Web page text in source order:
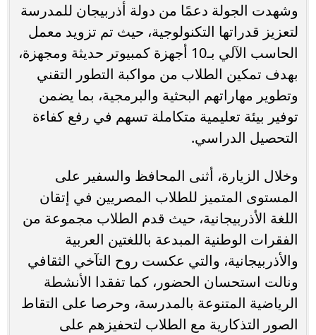
وشهدت الجولة دعمًا من دولة أذربيجان للمدرسة
لتعزيز قدراتها التكنولوجية، حيث تم تزويد معمل
الحاسب الآلي بـ10 أجهزة كمبيوتر حديثة ومجهزة،
بهدف تمكين الطلاب من مواكبة التطور التقني
وتطوير مهاراتهم البحثية والبرمجية، بما يضمن
توفير بيئة تعليمية متكاملة تسهم في رفع كفاءة
التحصيل الدراسي.
وخلال الزيارة، أثنى المحافظ والسفير على
المستوى المتميز للطلاب المصريين في إتقان
اللغة الأذربيجانية، حيث قدم الطلاب مجموعة من
الفقرات الوطنية المبدعة باللغتين العربية
والأذربيجانية، والتي عكست روح التآخي الثقافي
ونالت استحسان الحضور، كما تفقدا الأنشطة
الرياضية المتنوعة بالمدرسة، وحرصا على التقاط
الصور التذكارية مع الطلاب لتحفيزهم على